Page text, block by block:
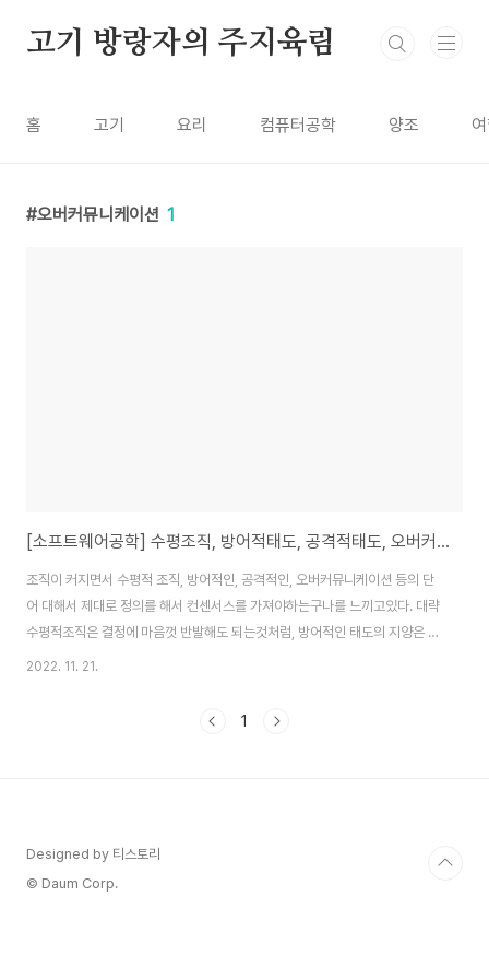
고기 방랑자의 주지육림
홈 고기 요리 컴퓨터공학 양조
오버커뮤니케이션 1
[소프트웨어공학] 수평조직, 방어적태도, 공격적태도, 오버커뮤니케이션
조직이 커지면서 수평적 조직, 방어적인, 공격적인, 오버커뮤니케이션 등의 단
어 대해서 제대로 정의를 해서 컨센서스를 가져야하는구나를 느끼고있다. 대략
수평적조직은 결정에 마음껏 반발해도 되는것처럼, 방어적인 태도의 지양은 그
냥 받아들이는 척만 하면 되는것처럼, 공격적인 태도의 지양은 비난의 말이나
많이하면 되는것처럼 이해되는것 같이 보인다. 그 반대로 상대를 평가할때도
2022. 11. 21.
1
Designed by 티스토리
© Daum Corp.